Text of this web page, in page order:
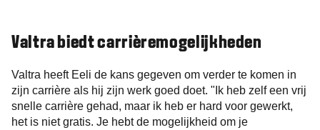
Valtra biedt carrièremogelijkheden
Valtra heeft Eeli de kans gegeven om verder te komen in
zijn carrière als hij zijn werk goed doet. "Ik heb zelf een vrij
snelle carrière gehad, maar ik heb er hard voor gewerkt,
het is niet gratis. Je hebt de mogelijkheid om je